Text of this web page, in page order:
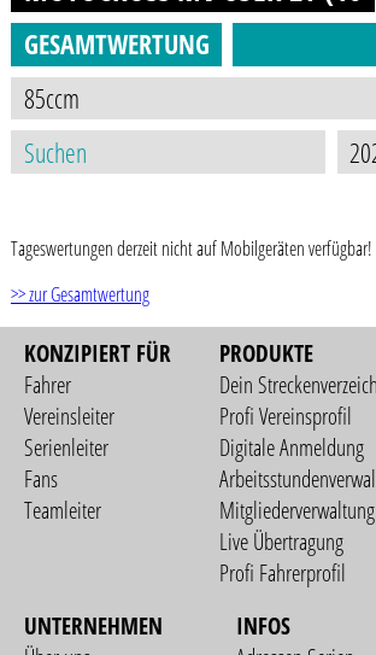
GESAMTWERTUNG
Tageswertungen derzeit nicht auf Mobilgeräten verfügbar!
>> zur Gesamtwertung
KONZIPIERT FÜR
Fahrer
Vereinsleiter
Serienleiter
Fans
Teamleiter
PRODUKTE
Dein
Profi Vereinsprofil
Digitale Anmeldung
Mitgliederverwaltung
Live Übertragung
Profi Fahrerprofil
UNTERNEHMEN
INFOS